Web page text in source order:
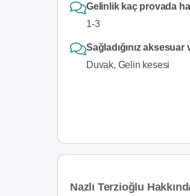
Gelinlik kaç provada
1-3
Sağladığınız aksesuar
Duvak, Gelin kesesi
Nazlı Terzioğlu